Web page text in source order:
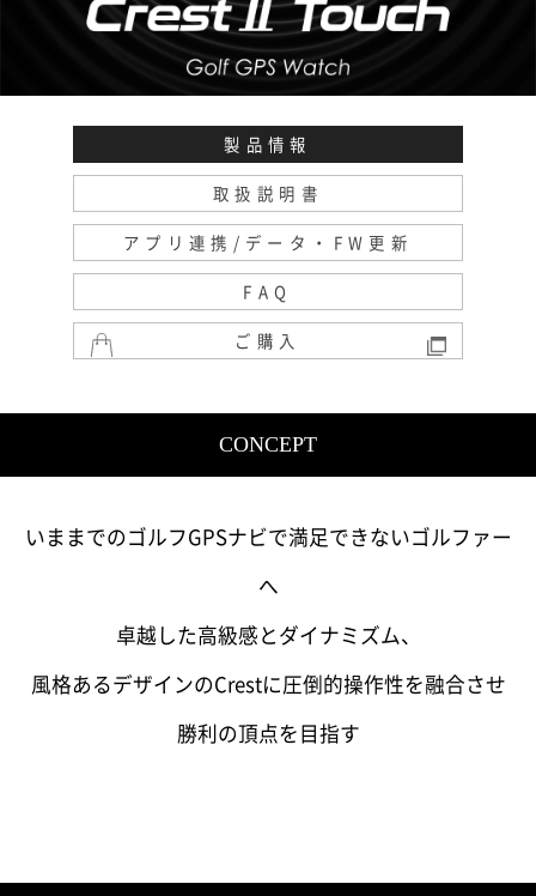
製品情報
取扱説明書
アプリ連携/データ・FW更新
FAQ
ご購入
CONCEPT
いままでのゴルフGPSナビで満足できないゴルファー
へ
卓越した高級感とダイナミズム、
風格あるデザインのCrestに圧倒的操作性を融合させ
勝利の頂点を目指す